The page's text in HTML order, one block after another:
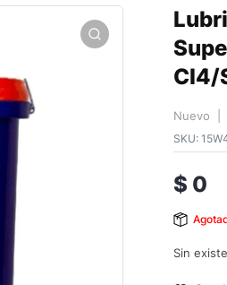
CI4/
Nuevo |
SKU:
$ 0
Sin